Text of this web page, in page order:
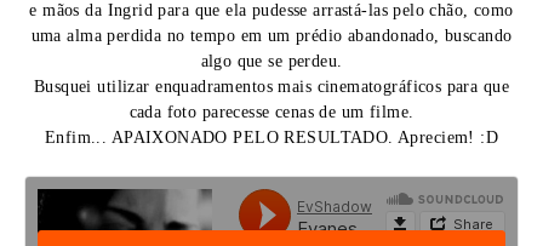
e mãos da Ingrid para que ela pudesse arrastá-las pelo chão, como
uma alma perdida no tempo em um prédio abandonado, buscando
algo que se perdeu.
Busquei utilizar enquadramentos mais cinematográficos para que
cada foto parecesse cenas de um filme.
Enfim... APAIXONADO PELO RESULTADO. Apreciem! :D